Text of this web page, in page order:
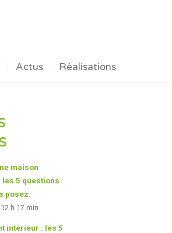
Actus Réalisations
maison
5 questions
posez.
h 17 min
intérieur : les 5